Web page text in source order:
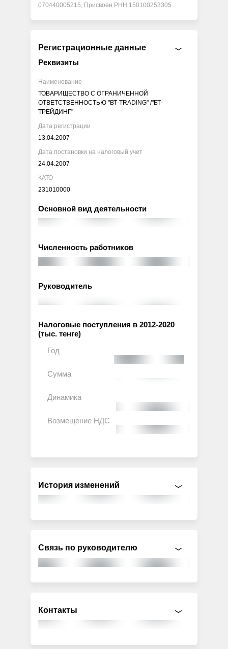
070440005215, Присвоен РНН 150100253305
Регистрационные данные
Реквизиты
Наименование
ТОВАРИЩЕСТВО С ОГРАНИЧЕННОЙ
ОТВЕТСТВЕННОСТЬЮ "ВТ-TRADING" /"БТ-
ТРЕЙДИНГ"
Дата регистрации
13.04.2007
Дата постановки на налоговый учет
24.04.2007
КАТО
231010000
Основной вид деятельности
Численность работников
Руководитель
Налоговые поступления в 2012-2020
(тыс. тенге)
История изменений
Связь по руководителю
Контакты